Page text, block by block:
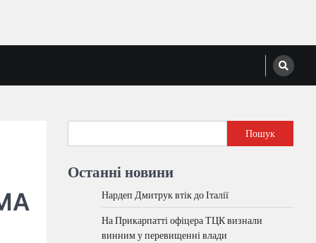
Пошук
Останні новини
Нардеп Дмитрук втік до Італії
На Прикарпатті офіцера ТЦК визнали
винним у перевищенні влади